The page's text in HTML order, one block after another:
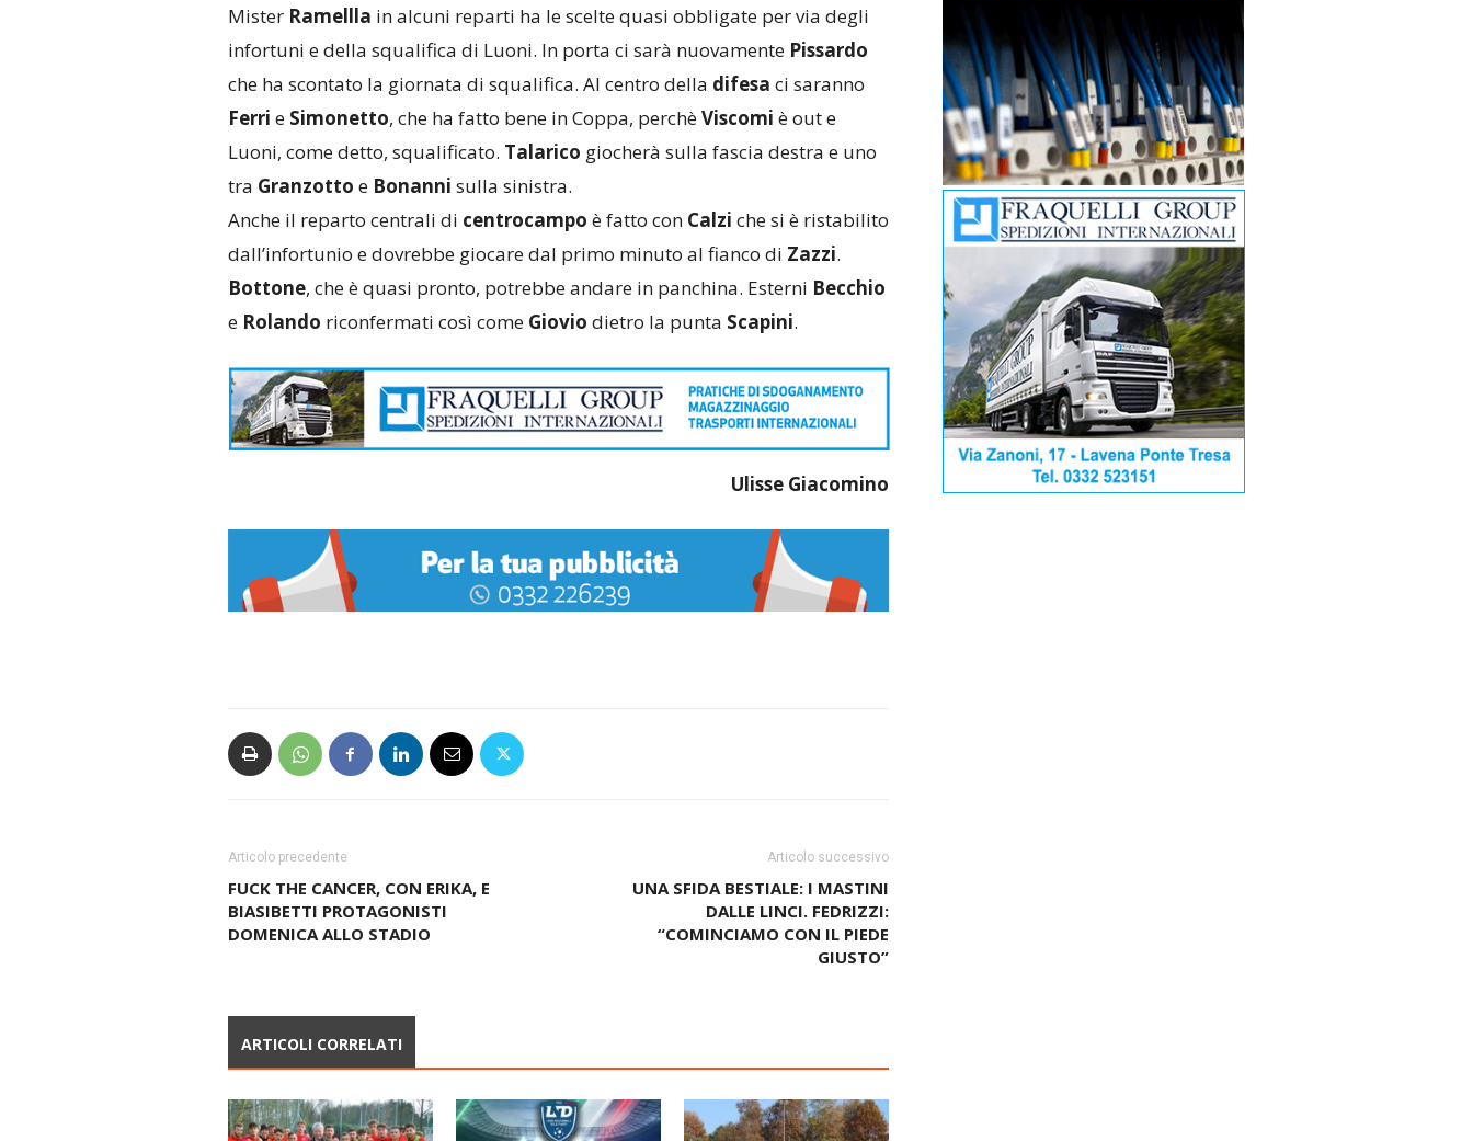
Mister Ramellla in alcuni reparti ha le scelte quasi obbligate per via degli
infortuni e della squalifica di Luoni. In porta ci sarà nuovamente Pissardo
che ha scontato la giornata di squalifica. Al centro della difesa ci saranno
Ferri e Simonetto, che ha fatto bene in Coppa, perchèViscomi è out e
Luoni, come detto, squalificato. Talarico giocherà sulla fascia destra e uno
tra Granzotto e Bonanni sulla sinistra.
Anche il reparto centrali di centrocampo è fatto con Calzi che si è ristabilito
dall’infortunio e dovrebbe giocare dal primo minuto al fianco di Zazzi.
Bottone, che è quasi pronto, potrebbe andare in panchina. Esterni Becchio
e Rolando riconfermati così come Giovio dietro la punta Scapini.
Ulisse Giacomino
Articolo precedente
FUCK THE CANCER, CON ERIKA, E
BIASIBETTI PROTAGONISTI
DOMENICA ALLO STADIO
Articolo successivo
UNA SFIDA BESTIALE: I MASTINI
DALLE LINCI. FEDRIZZI:
“COMINCIAMO CON IL PIEDE
GIUSTO”
ARTICOLI CORRELATI